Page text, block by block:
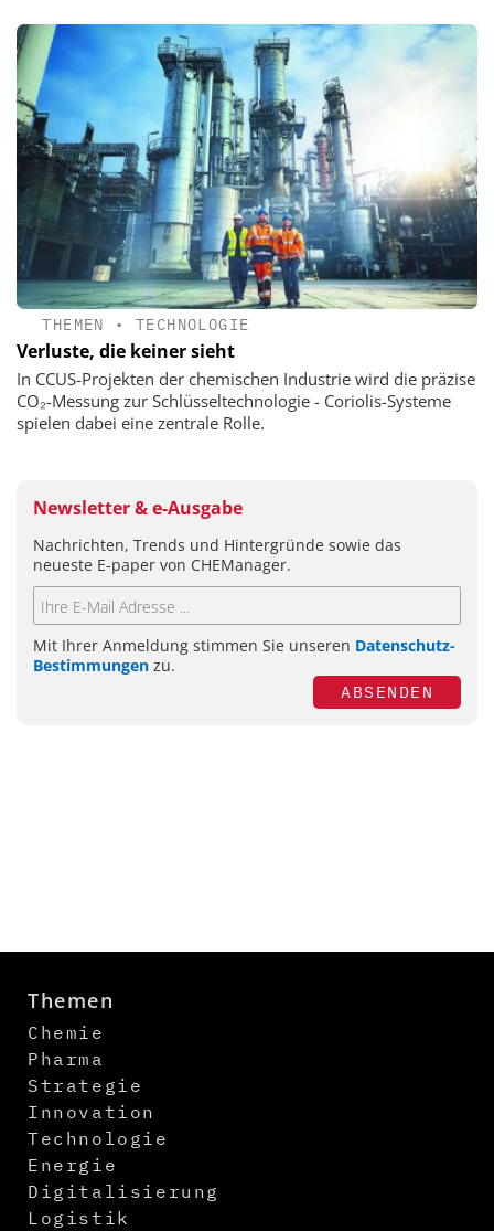
THEMEN •TECHNOLOGIE
Verluste, die keiner sieht
In CCUS-Projekten der chemischen Industrie wird die präzise
CO₂-Messung zur Schlüsseltechnologie - Coriolis-Systeme
spielen dabei eine zentrale Rolle.
Newsletter & e-Ausgabe
Nachrichten, Trends und Hintergründe sowie das
neueste E-paper von CHEManager.
Mit Ihrer Anmeldung stimmen Sie unseren Datenschutz-
Bestimmungen zu.
ABSENDEN
Themen
Chemie
Pharma
Strategie
Innovation
Technologie
Energie
Digitalisierung
Logistik